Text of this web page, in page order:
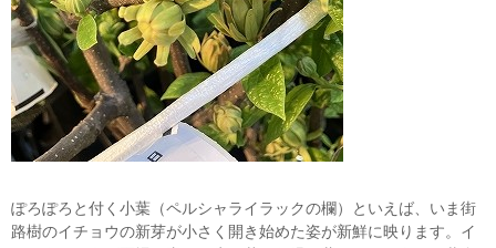
ぽろぽろと付く小葉（ペルシャライラックの欄）といえば、いま街
路樹のイチョウの新芽が小さく開き始めた姿が新鮮に映ります。イ